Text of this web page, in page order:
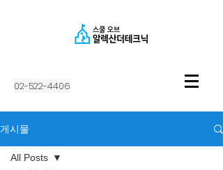
02-522-4406
게시물
All Posts